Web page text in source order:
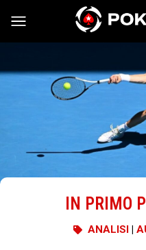
Vai al contenuto
IN PRIMO
ANALISI